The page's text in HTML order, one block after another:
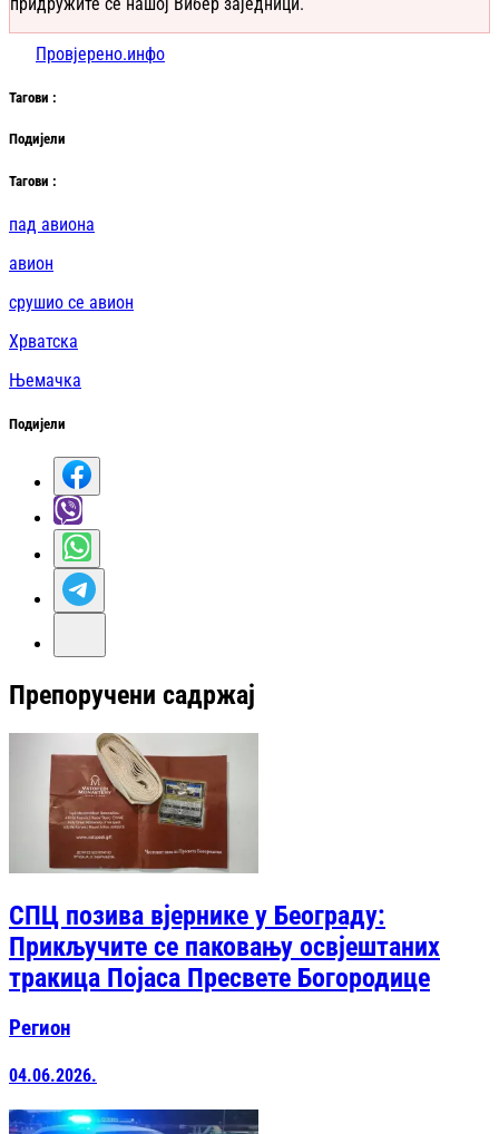
Провјерено.инфо
Тагови :
Подијели
Тагови :
пад авиона
авион
срушио се авион
Хрватска
Њемачка
Подијели
Препоручени садржај
СПЦ позива вјернике у Београду:
Прикључите се паковању освјештаних
тракица Појаса Пресвете Богородице
Регион
04.06.2026.